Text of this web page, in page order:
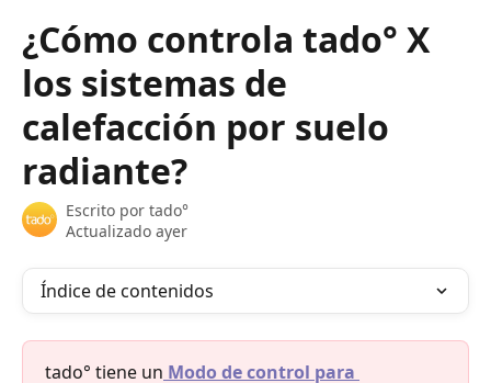
¿Cómo controla tado° X
los sistemas de
calefacción por suelo
radiante?
Escrito por tado°
Actualizado ayer
Índice de contenidos
tado° tiene un Modo de control para